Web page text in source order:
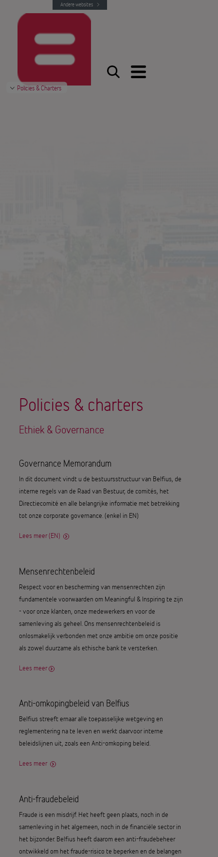
Andere websites
Policies & Charters
Policies & charters
Ethiek & Governance
Governance Memorandum
In dit document vindt u de bestuursstructuur van Belfius, de
interne regels van de Raad van Bestuur, de comités, het
Directiecomité en alle belangrijke informatie met betrekking
tot onze corporate governance. (enkel in EN)
Lees meer (EN)
Mensenrechtenbeleid
Respect voor en bescherming van mensenrechten zijn
fundamentele voorwaarden om Meaningful & Inspiring te zijn
- voor onze klanten, onze medewerkers en voor de
samenleving als geheel. Ons mensenrechtenbeleid is
onlosmakelijk verbonden met onze ambitie om onze positie
als zowel duurzame als ethische bank te versterken.
Lees meer
Anti-omkopingbeleid van Belfius
Belfius streeft ernaar alle toepasselijke wetgeving en
reglementering na te leven en werkt daarvoor interne
beleidslijnen uit, zoals een Anti-omkoping beleid.
Lees meer
Anti-fraudebeleid
Fraude is een misdrijf. Het heeft geen plaats, noch in de
samenleving in het algemeen, noch in de financiële sector in
het bijzonder. Belfius heeft daarom een anti-fraudebeheer
ontwikkeld om het fraude-risico te beperken en de belangen